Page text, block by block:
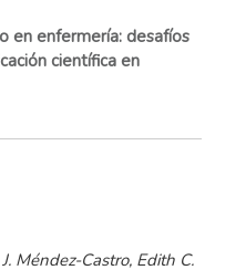
en enfermería: desafíos
científica en
Méndez-Castro, Edith C.